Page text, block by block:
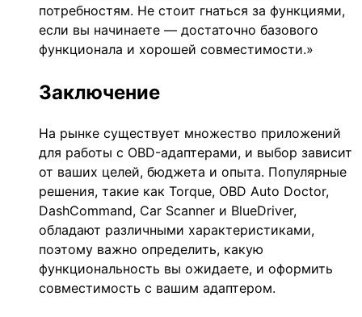
потребностям. Не стоит гнаться за функциями,
если вы начинаете — достаточно базового
функционала и хорошей совместимости.»
Заключение
На рынке существует множество приложений
для работы с OBD-адаптерами, и выбор зависит
от ваших целей, бюджета и опыта. Популярные
решения, такие как Torque, OBD Auto Doctor,
DashCommand, Car Scanner и BlueDriver,
обладают различными характеристиками,
поэтому важно определить, какую
функциональность вы ожидаете, и оформить
совместимость с вашим адаптером.